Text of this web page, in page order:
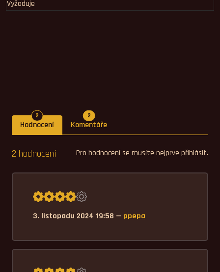
Vyžaduje
Hodnocení
2 Počet hodnocení
Komentáře
2Počet komentářů
Pro hodnocení se musíte nejprve přihlásit.
2 hodnocení
Průměrné hodnocení 4,0.
3. listopadu 2024 19:58 — ppepa